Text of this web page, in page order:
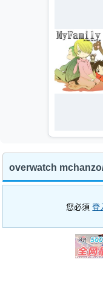
overwatch
您必須登